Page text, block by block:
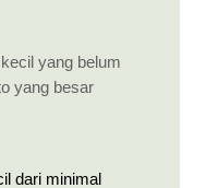
yang belum
yang besar
dari minimal